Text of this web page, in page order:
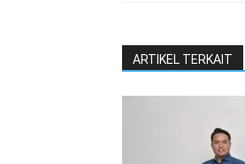
ARTIKEL TERKAIT